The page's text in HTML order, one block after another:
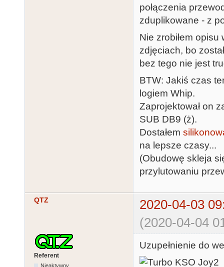
połączenia
zduplikowane - z
Nie zrobiłem
zdjęciach, bo
bez tego nie jest
BTW: Jakiś czas
logiem Whip.
Zaprojektował on
SUB DB9 (ż).
Dostałem
na lepsze czasy...
(Obudowę skleja
przylutowaniu
QTZ
2020-04-03
(2020-04-04
Referent
Nieaktywny
Uzupełnienie do